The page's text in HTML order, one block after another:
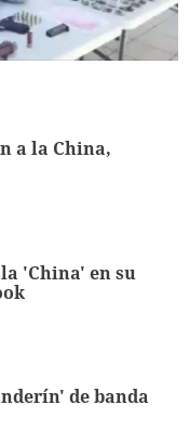
a la China,
'China' en su
de banda